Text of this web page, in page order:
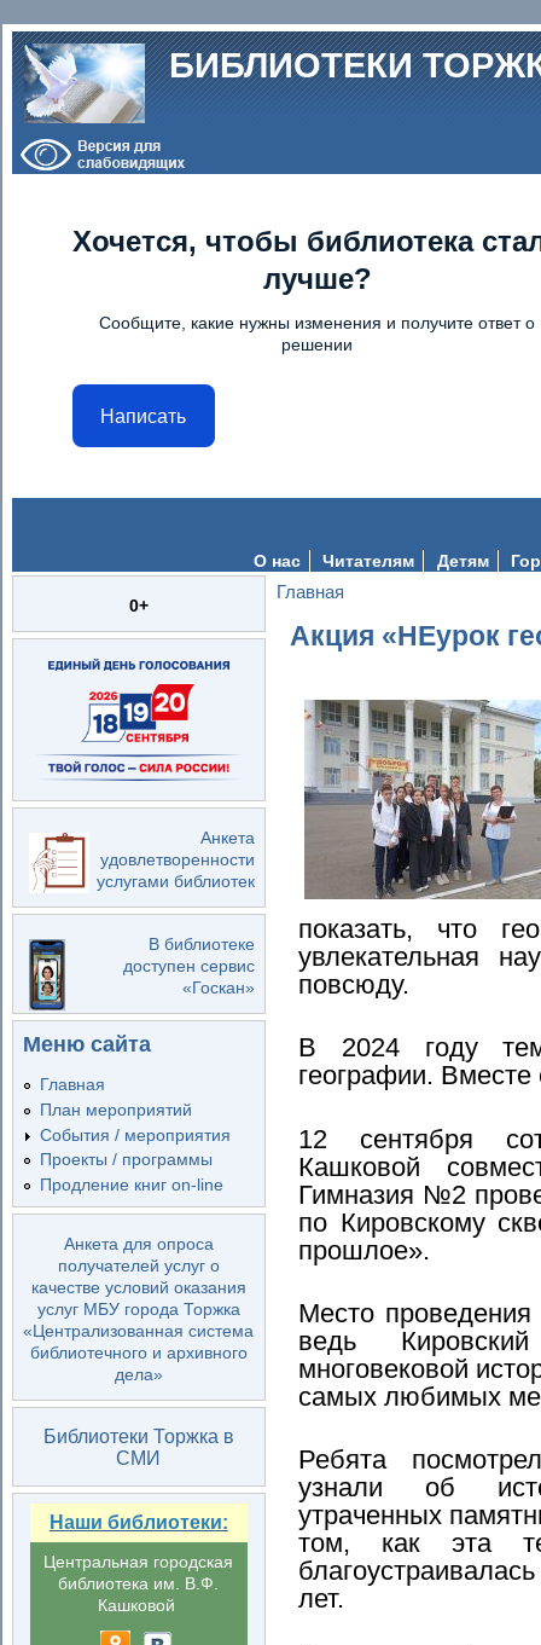
Перейти к основному содержанию
БИБЛИОТЕКИ
Хочется, чтобы библиотека
лучше?
Сообщите, какие нужны изменения и получите ответ о
решении
Написать
О нас Читателям Детям
0+
Анкета
удовлетворенности
услугами библиотек
В библиотеке
доступен сервис
«Госкан»
Меню сайта
Главная
План мероприятий
События / мероприятия
Проекты / программы
Продление книг on-line
Анкета для опроса
получателей услуг о
качестве условий оказания
услуг МБУ города Торжка
«Централизованная система
библиотечного и архивного
дела»
Библиотеки Торжка в
СМИ
Наши библиотеки:
Центральная городская
библиотека им. В.Ф.
Кашковой
Вы здесь
Главная
Акция «НЕурок
показать, что
увлекательная
повсюду.
В 2024 году
географии. Вместе
12 сентября
Кашковой
Гимназия №2
по Кировскому
прошлое».
Место
ведь
многовековой
самых любимых
Ребята
узнали об
утраченных
том, как эта
лет.